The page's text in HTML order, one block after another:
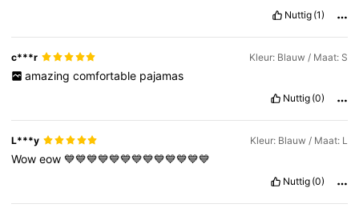
Nuttig (1)
c***r Kleur: Blauw / Maat: S
amazing comfortable pajamas
Nuttig (0)
L***y Kleur: Blauw / Maat: L
Woweow💙💙💙💙💙💙💙💙💙💙💙💙💙
Nuttig (0)